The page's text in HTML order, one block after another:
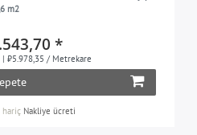
m2
*
| ₺5.978,35 / Metrekare
hariç Nakliye ücreti